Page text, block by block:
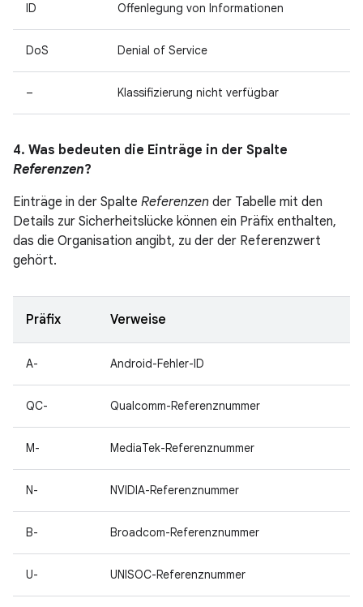
ID Offenlegung von Informationen
DoS Denial of Service
– Klassifizierung nicht verfügbar
4. Was bedeuten die Einträge in der Spalte
Referenzen?
Einträge in der Spalte Referenzen der Tabelle mit den
Details zur Sicherheitslücke können ein Präfix enthalten,
das die Organisation angibt, zu der der Referenzwert
gehört.
Präfix Verweise
A- Android-Fehler-ID
QC- Qualcomm-Referenznummer
M- MediaTek-Referenznummer
N- NVIDIA-Referenznummer
B- Broadcom-Referenznummer
U- UNISOC-Referenznummer